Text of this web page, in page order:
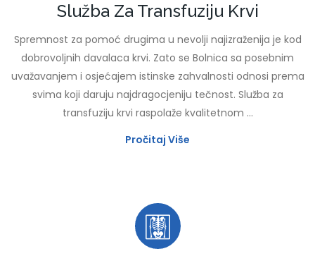
Služba Za Transfuziju Krvi
Spremnost za pomoć drugima u nevolji najizraženija je kod
dobrovoljnih davalaca krvi. Zato se Bolnica sa posebnim
uvažavanjem i osjećajem istinske zahvalnosti odnosi prema
svima koji daruju najdragocjeniju tečnost. Služba za
transfuziju krvi raspolaže kvalitetnom ...
Pročitaj Više